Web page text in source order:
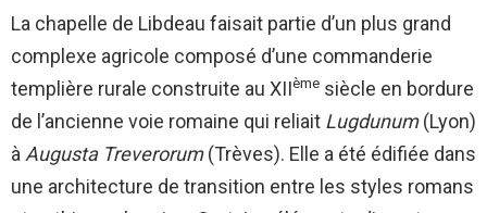
La chapelle de Libdeau faisait partie d’un plus grand
complexe agricole composé d’une commanderie
templière rurale construite au XIIème siècle en bordure
de l’ancienne voie romaine qui reliait Lugdunum(Lyon)
à Augusta Treverorum(Trèves). Elle a été édifiée dans
une architecture de transition entre les styles romans